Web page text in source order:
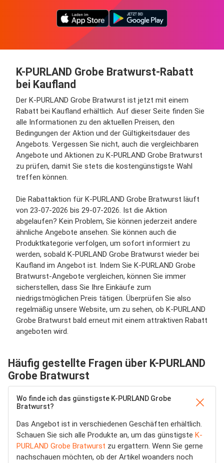
K-PURLAND Grobe Bratwurst-Rabatt
bei Kaufland
Der K-PURLAND Grobe Bratwurst ist jetzt mit einem
Rabatt bei Kaufland erhältlich. Auf dieser Seite finden Sie
alle Informationen zu den aktuellen Preisen, den
Bedingungen der Aktion und der Gültigkeitsdauer des
Angebots. Vergessen Sie nicht, auch die vergleichbaren
Angebote und Aktionen zu K-PURLAND Grobe Bratwurst
zu prüfen, damit Sie stets die kostengünstigste Wahl
treffen können.
Die Rabattaktion für K-PURLAND Grobe Bratwurst läuft
von 23-07-2026 bis 29-07-2026. Ist die Aktion
abgelaufen? Kein Problem, Sie können jederzeit andere
ähnliche Angebote ansehen. Sie können auch die
Produktkategorie verfolgen, um sofort informiert zu
werden, sobald K-PURLAND Grobe Bratwurst wieder bei
Kaufland im Angebot ist. Indem Sie K-PURLAND Grobe
Bratwurst-Angebote vergleichen, können Sie immer
sicherstellen, dass Sie Ihre Einkäufe zum
niedrigstmöglichen Preis tätigen. Überprüfen Sie also
regelmäßig unsere Website, um zu sehen, ob K-PURLAND
Grobe Bratwurst bald erneut mit einem attraktiven Rabatt
angeboten wird.
Häufig gestellte Fragen über K-PURLAND
Grobe Bratwurst
Wo finde ich das günstigste K-PURLAND Grobe
Bratwurst?
Das Angebot ist in verschiedenen Geschäften erhältlich.
Schauen Sie sich alle Produkte an, um das günstigste K-
PURLAND Grobe Bratwurst zu ergattern. Wenn Sie gerne
nachschauen möchten, ob der Artikel woanders noch